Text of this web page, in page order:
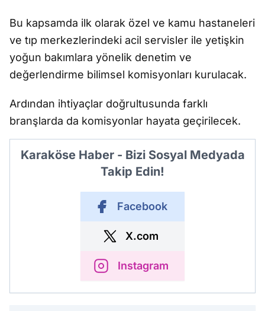
Bu kapsamda ilk olarak özel ve kamu hastaneleri
ve tıp merkezlerindeki acil servisler ile yetişkin
yoğun bakımlara yönelik denetim ve
değerlendirme bilimsel komisyonları kurulacak.
Ardından ihtiyaçlar doğrultusunda farklı
branşlarda da komisyonlar hayata geçirilecek.
Karaköse Haber - Bizi Sosyal Medyada
Takip Edin!
Facebook
X.com
Instagram